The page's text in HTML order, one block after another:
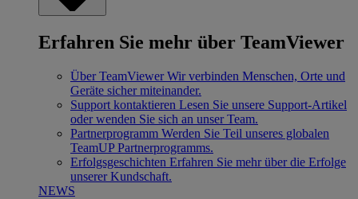
Erfahren Sie mehr über TeamViewer
Über TeamViewer Wir verbinden Menschen, Orte und
Geräte sicher miteinander.
Support kontaktieren Lesen Sie unsere Support-Artikel
oder wenden Sie sich an unser Team.
Partnerprogramm Werden Sie Teil unseres globalen
TeamUP Partnerprogramms.
Erfolgsgeschichten Erfahren Sie mehr über die Erfolge
unserer Kundschaft.
NEWS